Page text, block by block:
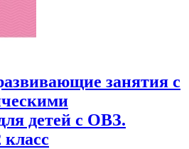
занятия с
детей с ОВЗ.